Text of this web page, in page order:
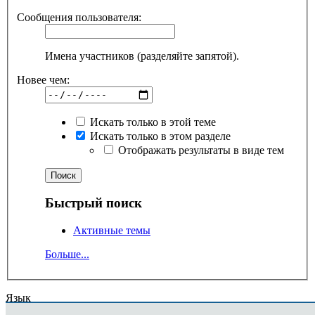
Сообщения пользователя:
Имена участников (разделяйте запятой).
Новее чем:
Искать только в этой теме
Искать только в этом разделе
Отображать результаты в виде тем
Быстрый поиск
Активные темы
Больше...
Язык